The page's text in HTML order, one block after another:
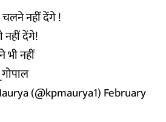
नहीं देंगे !
नहीं देंगे!
भी नहीं
(@kpmaurya1)February